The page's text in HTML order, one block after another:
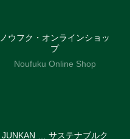
ノウフク・オンラインショッ
プ
Noufuku Online Shop
JUNKAN … サステナブルク